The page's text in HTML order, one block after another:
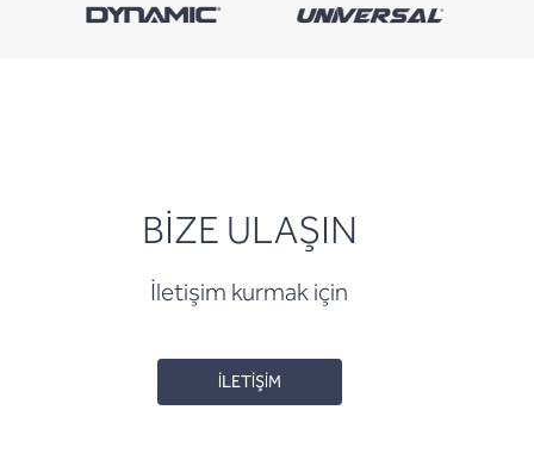
BİZE ULAŞIN
İletişim kurmak için
İLETİŞİM